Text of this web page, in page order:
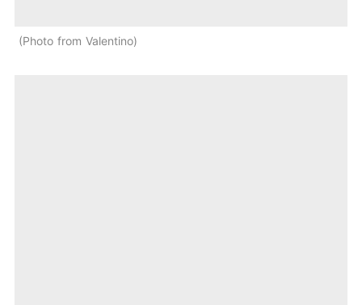
Photo from Valentino